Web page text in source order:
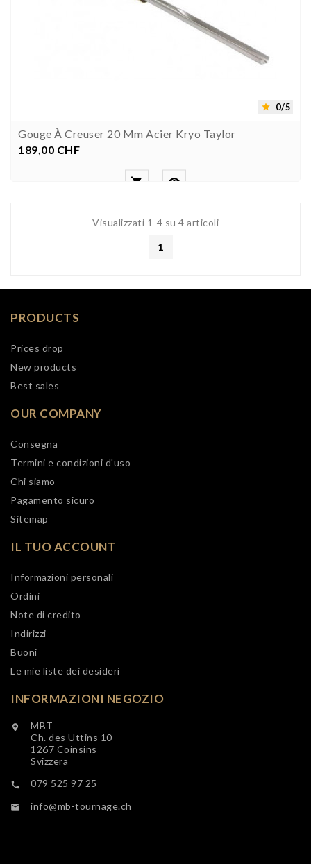
 0/5
Gouge À Creuser 20 Mm Acier Kryo Taylor
Prezzo
189,00 CHF
 
Visualizzati 1-4 su 4 articoli
1
PRODUCTS
Prices drop
New products
Best sales
OUR COMPANY
Consegna
Termini e condizioni d'uso
Chi siamo
Pagamento sicuro
Sitemap
IL TUO ACCOUNT
Informazioni personali
Ordini
Note di credito
Indirizzi
Buoni
Le mie liste dei desideri
INFORMAZIONI NEGOZIO

MBT
Ch. des Uttins 10
1267 Coinsins
Svizzera
 079 525 97 25
 info@mb-tournage.ch